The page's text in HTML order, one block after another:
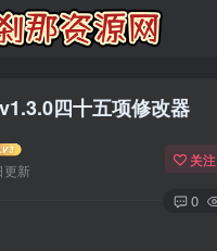
四十五项修改器
更新
关注
0